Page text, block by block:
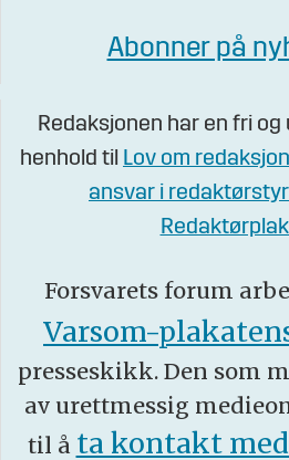
Abonner på
Redaksjonen har en fri
henhold til Lov om
ansvar i
Forsvarets forum
Varsom-
presseskikk. Den som
av urettmessig
til å ta kontakt